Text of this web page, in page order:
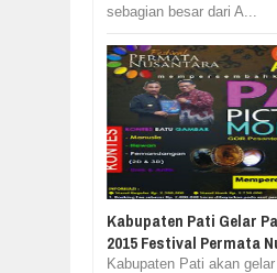
sebagian besar dari A...
Kabupaten Pati Gelar
2015 Festival Permata
Kabupaten Pati akan